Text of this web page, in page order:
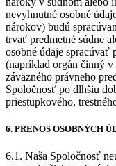
nevyhnutné osobné
nárokov) budú
trvať predmetné súdne
osobné údaje spracúvať
(napríklad orgán činný v
záväzného právneho
Spoločnosť po dlhšiu
priestupkového,
6. PRENOS OSOBNÝCH
6.1. Naša Spoločnosť